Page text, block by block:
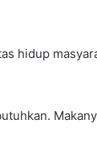
hidup